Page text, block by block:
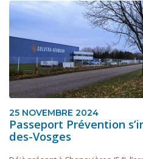
25 NOVEMBRE 2024
Passeport Prévention
des-Vosges